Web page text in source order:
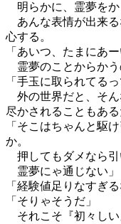
明らかに、霊夢をか
あんな表情が出来る
心する。
「あいつ、たまにあ
霊夢のことからかう
「手玉に取られてるっ
外の世界だと、そん
尽かされることもある
「そこはちゃんと駆
か。
押してもダメなら引
霊夢にゃ通じない」
「経験値足りなすぎ
「そりゃそうだ」
それこそ『初々しい